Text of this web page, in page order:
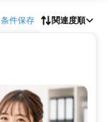
条件保存 関連度順